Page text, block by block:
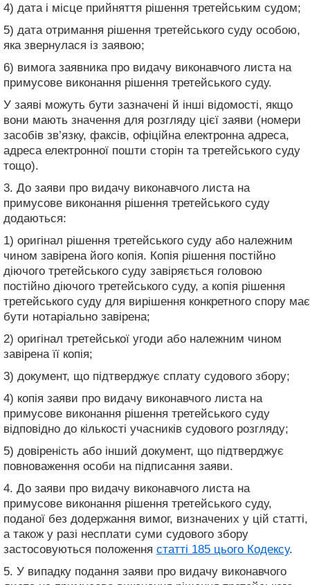
4) дата і місце прийняття рішення третейським судом;
5) дата отримання рішення третейського суду особою,
яка звернулася із заявою;
6) вимога заявника про видачу виконавчого листа на
примусове виконання рішення третейського суду.
У заяві можуть бути зазначені й інші відомості, якщо
вони мають значення для розгляду цієї заяви (номери
засобів зв’язку, факсів, офіційна електронна адреса,
адреса електронної пошти сторін та третейського суду
тощо).
3. До заяви про видачу виконавчого листа на
примусове виконання рішення третейського суду
додаються:
1) оригінал рішення третейського суду або належним
чином завірена його копія. Копія рішення постійно
діючого третейського суду завіряється головою
постійно діючого третейського суду, а копія рішення
третейського суду для вирішення конкретного спору має
бути нотаріально завірена;
2) оригінал третейської угоди або належним чином
завірена її копія;
3) документ, що підтверджує сплату судового збору;
4) копія заяви про видачу виконавчого листа на
примусове виконання рішення третейського суду
відповідно до кількості учасників судового розгляду;
5) довіреність або інший документ, що підтверджує
повноваження особи на підписання заяви.
4. До заяви про видачу виконавчого листа на
примусове виконання рішення третейського суду,
поданої без додержання вимог, визначених у цій статті,
а також у разі несплати суми судового збору
застосовуються положення статті 185 цього Кодексу.
5. У випадку подання заяви про видачу виконавчого